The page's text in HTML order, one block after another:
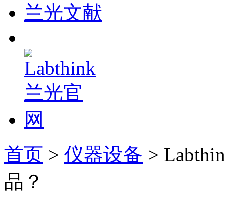
兰光文献
首页 > 仪器设备 >
品？